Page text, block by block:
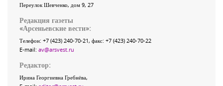
Переулок Шевченко, дом 9, 27
Редакция газеты
«Арсеньевские вести»:
Телефон: +7 (423) 240-70-21, факс: +7 (423) 240-70-22
E-mail: av@arsvest.ru
Редактор:
Ирина Георгиевна Гребнёва,